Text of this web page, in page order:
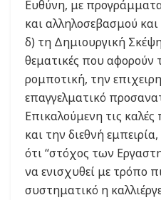
Ευθύνη, με
και αλληλοσεβασμού
δ) τη Δημιουργική
θεματικές που αφορούν
ρομποτική, την
επαγγελματικό
Επικαλούμενη τις
και την διεθνή
ότι “στόχος των
να ενισχυθεί με τρόπο
συστηματικό η